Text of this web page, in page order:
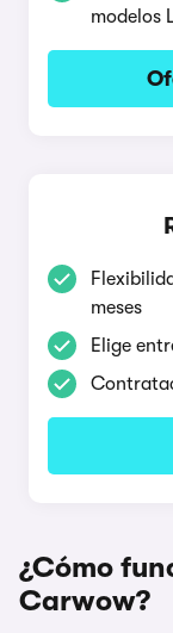
modelos
meses
Elige
¿Cómo
Carwow?